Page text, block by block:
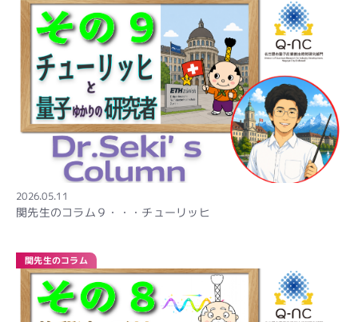
2026.05.11
関先生のコラム９・・・チューリッヒ
関先生のコラム